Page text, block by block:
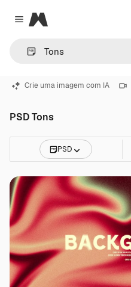
Close menu
Magnific
Crie uma imagem com IA
PSD Tons
PSD